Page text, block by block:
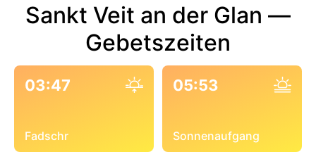
Sankt Veit an der Glan —
Gebetszeiten
03:47
Fadschr
05:53
Sonnenaufgang